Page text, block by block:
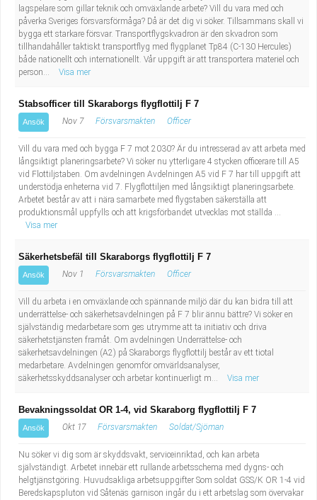
lagspelare som gillar teknik och omväxlande arbete? Vill du vara med och
påverka Sveriges försvarsförmåga? Då är det dig vi söker. Tillsammans skall vi
bygga ett starkare försvar. Transportflygskvadron är den skvadron som
tillhandahåller taktiskt transportflyg med flygplanet Tp84 (C-130 Hercules)
både nationellt och internationellt. Vår uppgift är att transportera materiel och
person...
Visa mer
Stabsofficer till Skaraborgs flygflottilj F 7
Ansök Nov 7 Försvarsmakten Officer
Vill du vara med och bygga F 7 mot 2030? Är du intresserad av att arbeta med
långsiktigt planeringsarbete? Vi söker nu ytterligare 4 stycken officerare till A5
vid Flottiljstaben. Om avdelningen Avdelningen A5 vid F 7 har till uppgift att
understödja enheterna vid 7. Flygflottiljen med långsiktigt planeringsarbete.
Arbetet består av att i nära samarbete med flygstaben säkerställa att
produktionsmål uppfylls och att krigsförbandet utvecklas mot ställda ...
Visa mer
Säkerhetsbefäl till Skaraborgs flygflottilj F 7
Ansök Nov 1 Försvarsmakten Officer
Vill du arbeta i en omväxlande och spännande miljö där du kan bidra till att
underrättelse- och säkerhetsavdelningen på F 7 blir ännu bättre? Vi söker en
självständig medarbetare som ges utrymme att ta initiativ och driva
säkerhetstjänsten framåt. Om avdelningen Underrättelse- och
säkerhetsavdelningen (A2) på Skaraborgs flygflottilj består av ett tiotal
medarbetare. Avdelningen genomför omvärldsanalyser,
säkerhetsskyddsanalyser och arbetar kontinuerligt m...
Visa mer
Bevakningssoldat OR 1-4, vid Skaraborg flygflottilj F 7
Ansök Okt 17 Försvarsmakten Soldat/Sjöman
Nu söker vi dig som är skyddsvakt, serviceinriktad, och kan arbeta
självständigt. Arbetet innebär ett rullande arbetsschema med dygns- och
helgtjänstgöring. Huvudsakliga arbetsuppgifter Som soldat GSS/K OR 1-4 vid
Beredskapspluton vid Såtenäs garnison ingår du i ett arbetslag som övervakar